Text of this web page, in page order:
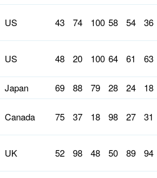
US 43 74 100 58 54 36
US 48 20 100 64 61 63
Japan 69 88 79 28 24 18
Canada 75 37 18 98 27 31
UK 52 98 48 50 89 94